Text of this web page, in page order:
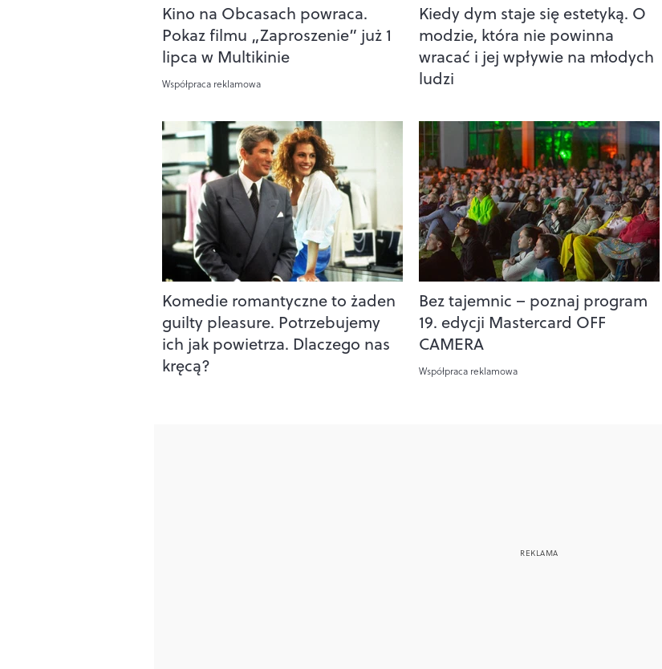
Kino na Obcasach powraca.
Pokaz filmu „Zaproszenie” już 1
lipca w Multikinie
Współpraca reklamowa
Kiedy dym staje się estetyką. O
modzie, która nie powinna
wracać i jej wpływie na młodych
ludzi
Komedie romantyczne to żaden
guilty pleasure. Potrzebujemy
ich jak powietrza. Dlaczego nas
kręcą?
Bez tajemnic – poznaj program
19. edycji Mastercard OFF
CAMERA
Współpraca reklamowa